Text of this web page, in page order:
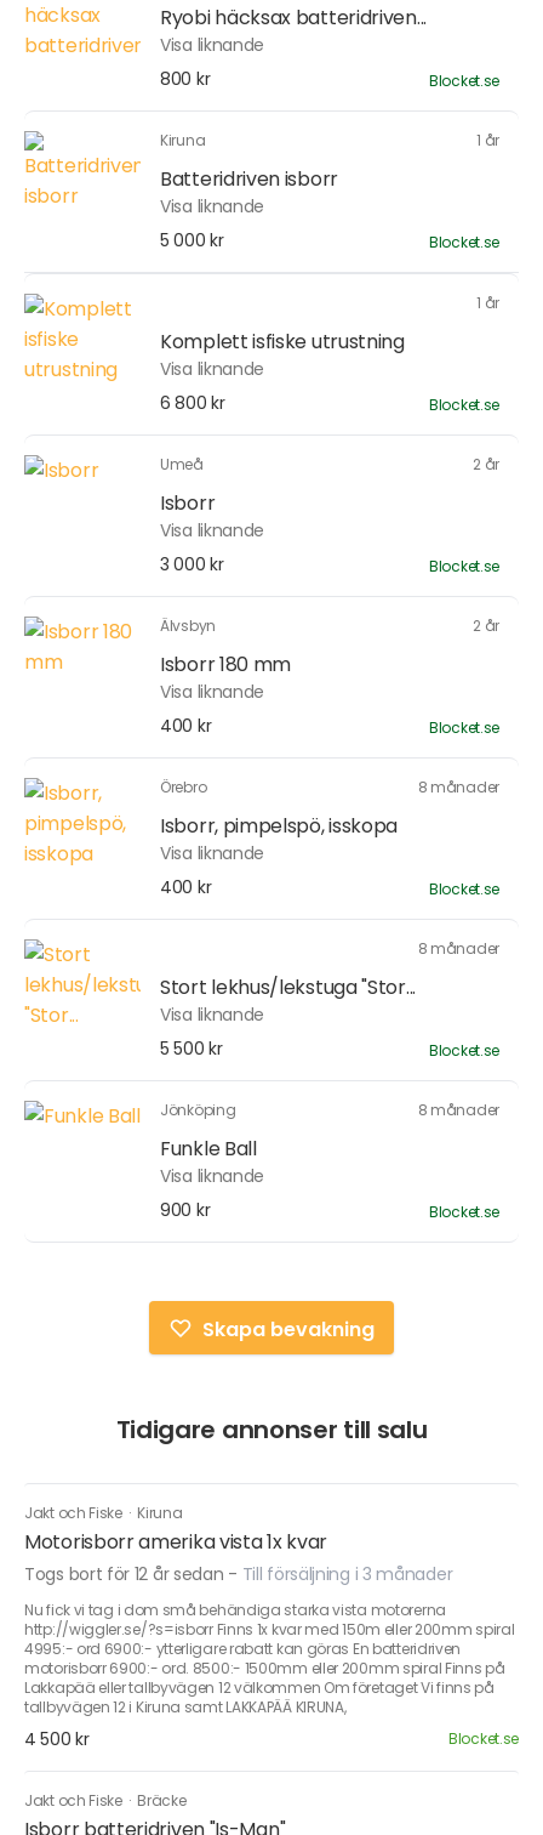
Ryobi häcksax batteridriven...
Visa liknande
800 kr
Blocket.se
Kiruna 1 år
Batteridriven isborr
Visa liknande
5 000 kr
Blocket.se
1 år
Komplett isfiske utrustning
Visa liknande
6 800 kr
Blocket.se
Umeå 2 år
Isborr
Visa liknande
3 000 kr
Blocket.se
Älvsbyn 2 år
Isborr 180 mm
Visa liknande
400 kr
Blocket.se
Örebro 8 månader
Isborr, pimpelspö, isskopa
Visa liknande
400 kr
Blocket.se
8 månader
Stort lekhus/lekstuga "Stor...
Visa liknande
5 500 kr
Blocket.se
Jönköping 8 månader
Funkle Ball
Visa liknande
900 kr
Blocket.se
Skapa bevakning
Tidigare annonser till salu
Jakt och Fiske · Kiruna
Motorisborr amerika vista 1x kvar
Togs bort för 12 år sedan - Till försäljning i 3 månader
Nu fick vi tag i dom små behändiga starka vista motorerna
http://wiggler.se/?s=isborr Finns 1x kvar med 150m eller 200mm spiral
4995:- ord 6900:- ytterligare rabatt kan göras En batteridriven
motorisborr 6900:- ord. 8500:- 1500mm eller 200mm spiral Finns på
Lakkapää eller tallbyvägen 12 välkommen Om företaget Vi finns på
tallbyvägen 12 i Kiruna samt LAKKAPÄÄ KIRUNA,
4 500 kr Blocket.se
Jakt och Fiske · Bräcke